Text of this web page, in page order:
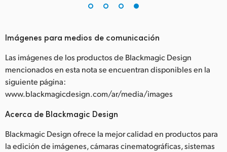
Imágenes para medios de comunicación
Las imágenes de los productos de Blackmagic Design
mencionados en esta nota se encuentran disponibles en la
siguiente página:
www.blackmagicdesign.com/ar/media/images
Acerca de Blackmagic Design
Blackmagic Design ofrece la mejor calidad en productos para
la edición de imágenes, cámaras cinematográficas, sistemas